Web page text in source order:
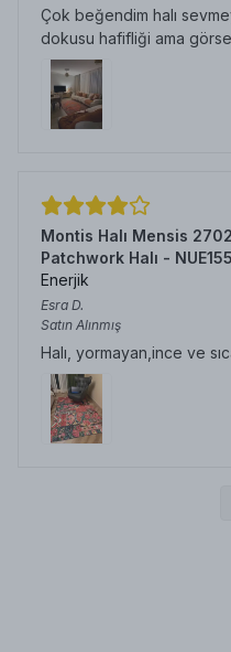
Çok beğendim halı
dokusu hafifliği ama
Montis Halı Mensis
Patchwork Halı -
Enerjik
Esra D.
Satın Alınmış
Halı, yormayan,ince ve